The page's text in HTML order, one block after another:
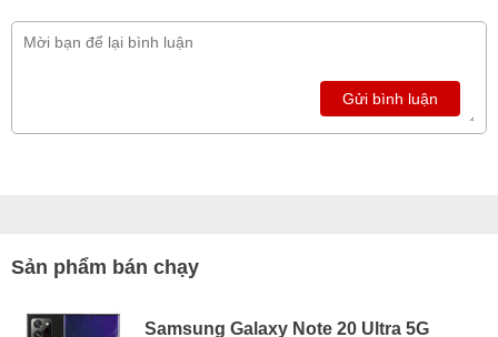
Gửi bình luận
Sản phẩm bán chạy
Samsung Galaxy Note 20 Ultra 5G